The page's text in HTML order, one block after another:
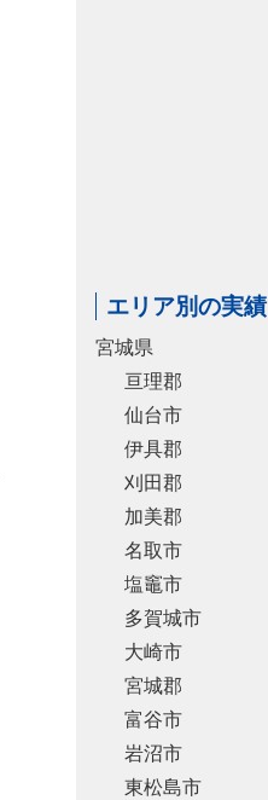
エリア別の実績
宮城県
亘理郡
仙台市
伊具郡
刈田郡
加美郡
名取市
塩竈市
多賀城市
大崎市
宮城郡
富谷市
岩沼市
東松島市